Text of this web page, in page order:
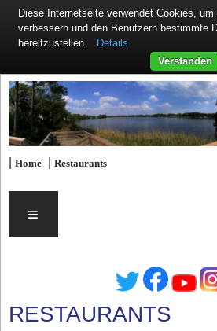
|Home |Restaurants
≡
RESTAURANTS
Diese Internetseite verwendet Cookies,
verbessern und den Benutzern bestimmte
bereitzustellen.
Details
Verstanden